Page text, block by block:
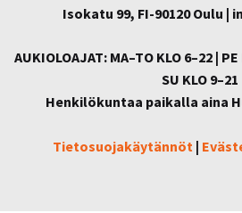
Isokatu 99, FI-90120 Oulu |
AUKIOLOAJAT: MA–TO KLO 6–22 | PE
SU KLO 9–21
Henkilökuntaa paikalla aina
Tietosuojakäytännöt |